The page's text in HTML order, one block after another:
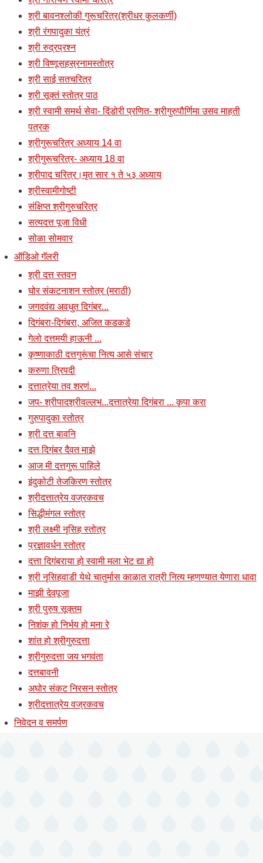
श्री बावनश्लोकी गुरूचरित्र(श्रीधर कुलकर्णी)
श्री रंगपादुका यंत्रं
श्री रुद्रप्रश्न
श्री विष्णूसहस्रनामस्तोत्र
श्री साई सतचरित्र
श्री सूक्तं स्तोत्र पाठ
श्री स्वामी समर्थ सेवा- दिंडोरी प्रणित- श्रीगुरुपौर्णिमा उसव माहती
पत्रक
श्रीगुरूचरित्र अध्याय 14 वा
श्रीगुरूचरित्र- अध्याय 18 वा
श्रीपाद चरित्र।मृत सार १ ते ५३ अध्याय
श्रीस्वामीगोष्टी
संक्षिप्त श्रीगुरुचरित्र
सत्यदत्त पूजा विधी
सोळा सोमवार
ऑडिओ गॅलरी
श्री दत्त स्तवन
घोर संकटनाशन स्तोत्र (मराठी)
जगदवंद्य अवधुत दिगंबर...
दिगंबरा-दिगंबरा, अजित कडकडे
गेलो दत्तमयी हाऊनी ...
कृष्णाकाठी दत्तगुरूंचा नित्य आसे संचार
करुणा त्रिपदी
दत्तात्रेया तव शरणं...
जप- श्रीपादश्रीवल्लभ...दत्तात्रेया दिगंबरा ... कृपा करा
गुरुपादुका स्तोत्र
श्री दत्त बावनि
दत्त दिगंबर दैवत माझे
आज मी दत्तगुरू पाहिले
इंदुकोटी तेजकिरण स्तोत्र
श्रीदत्तात्रेय वज्रकवच
सिद्धीमंगल स्तोत्र
श्री लक्ष्मी नृसिह स्तोत्र
प्रज्ञावर्धन स्तोत्र
दत्ता दिगंबराया हो स्वामी मला भेट द्या हो
श्री नृसिहवाडी येथे चातुर्मास काळात रात्री नित्य म्हणण्यात येणारा धावा
माझी देवपूजा
श्री पुरुष सूक्तम
निशंक हो निर्भय हो मना रे
शांत हो श्रीगुरुदत्ता
श्रीगुरुदत्ता जय भगवंता
दत्तबावनी
अघोर संकट निरसन स्तोत्र
श्रीदत्तात्रेय वज्रकवच
निवेदन व समर्पण